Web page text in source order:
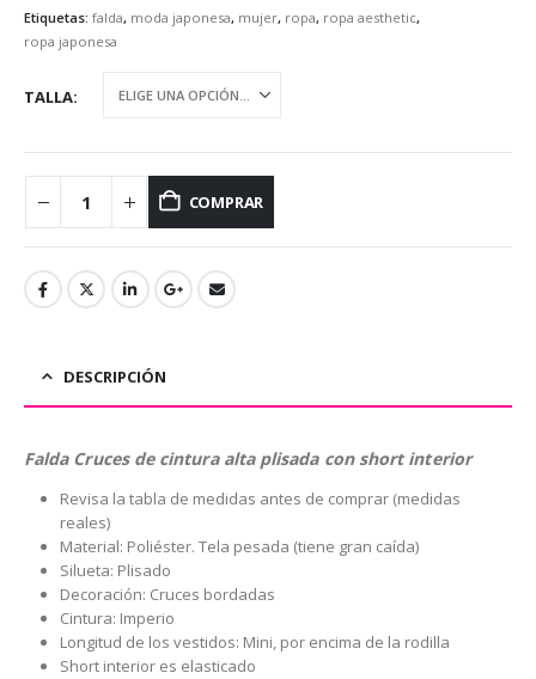
Etiquetas: falda, moda japonesa, mujer, ropa, ropa aesthetic,
ropa japonesa
TALLA
COMPRAR
DESCRIPCIÓN
Falda Cruces de cintura alta plisada con short interior
Revisa la tabla de medidas antes de comprar (medidas
reales)
Material: Poliéster. Tela pesada (tiene gran caída)
Silueta: Plisado
Decoración: Cruces bordadas
Cintura: Imperio
Longitud de los vestidos: Mini, por encima de la rodilla
Short interior es elasticado